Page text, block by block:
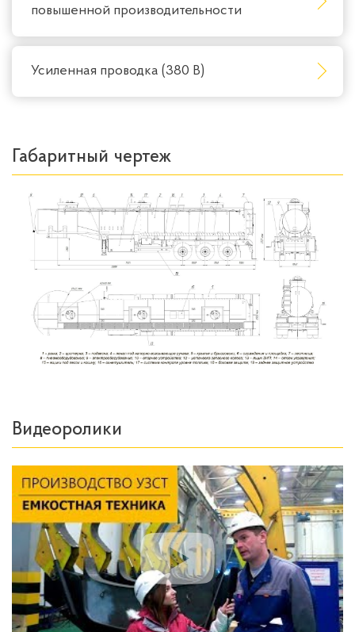
повышенной производительности
Усиленная проводка (380 В)
Габаритный чертеж
Видеоролики